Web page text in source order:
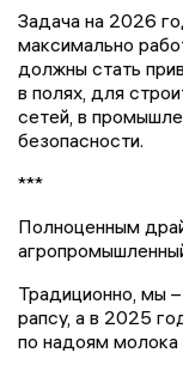
Задача на 2026
максимально
должны стать
в полях, для
сетей, в
безопасности.
***
Полноценным
Традиционно, мы
рапсу, а в 2025
по надоям молока